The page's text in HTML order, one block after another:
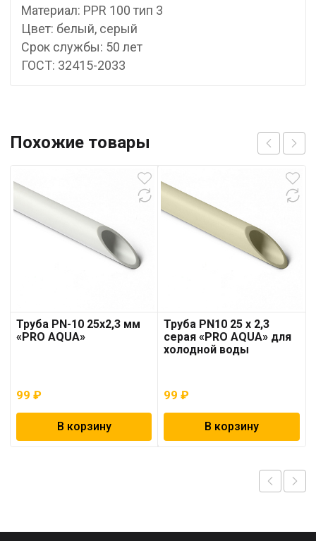
Материал: PPR 100 тип 3
Цвет: белый, серый
Срок службы: 50 лет
ГОСТ: 32415-2033
Похожие товары
Труба PN-10 25х2,3 мм
«PRO AQUA»
99 ₽
В корзину
Труба PN10 25 x 2,3
серая «PRO AQUA» для
холодной воды
99₽
В корзину